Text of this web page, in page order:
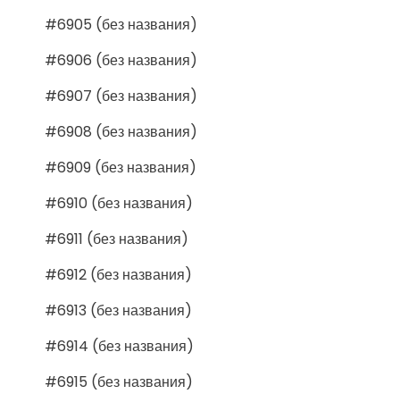
#6905 (без названия)
#6906 (без названия)
#6907 (без названия)
#6908 (без названия)
#6909 (без названия)
#6910 (без названия)
#6911 (без названия)
#6912 (без названия)
#6913 (без названия)
#6914 (без названия)
#6915 (без названия)